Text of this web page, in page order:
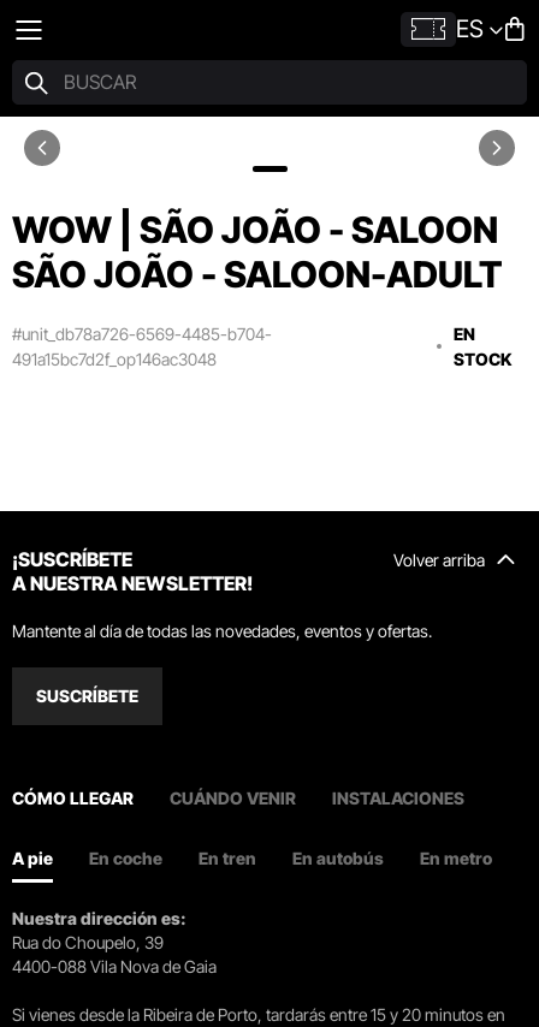
ES
WOW | SÃO JOÃO - SALOON
SÃO JOÃO - SALOON-ADULT
#unit_db78a726-6569-4485-b704-
491a15bc7d2f_op146ac3048
EN
STOCK
Volver arriba
¡SUSCRÍBETE
A NUESTRA NEWSLETTER!
Mantente al día de todas las novedades, eventos y ofertas.
SUSCRÍBETE
CÓMO LLEGAR CUÁNDO VENIR INSTALACIONES
A pie En coche En tren En autobús En metro
Nuestra dirección es:
Rua do Choupelo, 39
4400-088 Vila Nova de Gaia
Si vienes desde la Ribeira de Porto, tardarás entre 15 y 20 minutos en